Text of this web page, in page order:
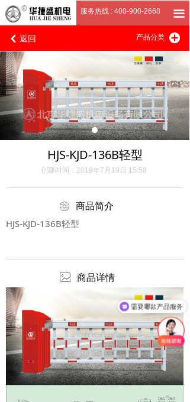
낒 返回 产品分类 끴
服务热线 : 400-900-2668 끀
首页
关于我们
产品展厅
客户案例
招商加盟
HJS-KJD-136B轻型
商品简介
创建时间： 2019年7月19日 15:58
HJS-KJD-136B轻型
商品详情
ꁵ
ꂈ
需要哪款产品服务